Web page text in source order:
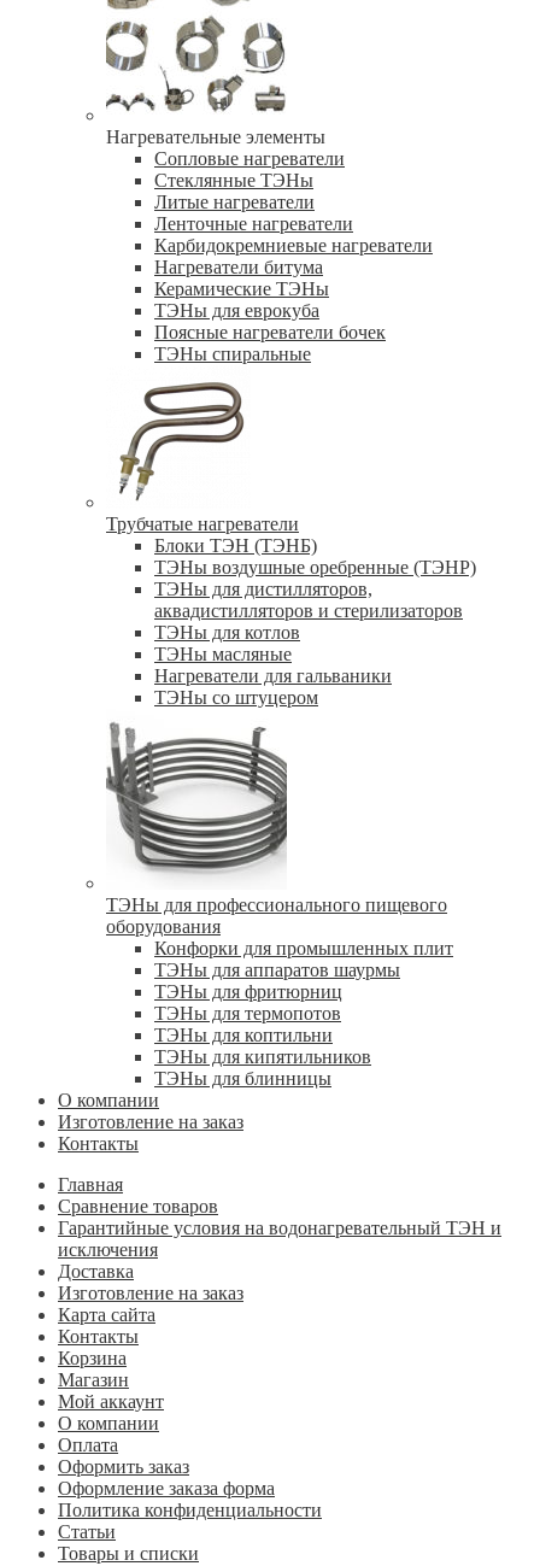
Нагревательные элементы
Сопловые нагреватели
Стеклянные ТЭНы
Литые нагреватели
Ленточные нагреватели
Карбидокремниевые нагреватели
Нагреватели битума
Керамические ТЭНы
ТЭНы для еврокуба
Поясные нагреватели бочек
ТЭНы спиральные
Трубчатые нагреватели
Блоки ТЭН (ТЭНБ)
ТЭНы воздушные оребренные (ТЭНР)
ТЭНы для дистилляторов,
аквадистилляторов и стерилизаторов
ТЭНы для котлов
ТЭНы масляные
Нагреватели для гальваники
ТЭНы со штуцером
ТЭНы для профессионального пищевого
оборудования
Конфорки для промышленных плит
ТЭНы для аппаратов шаурмы
ТЭНы для фритюрниц
ТЭНы для термопотов
ТЭНы для коптильни
ТЭНы для кипятильников
ТЭНы для блинницы
О компании
Изготовление на заказ
Контакты
Главная
Cравнение товаров
Гарантийные условия на водонагревательный ТЭН и
исключения
Доставка
Изготовление на заказ
Карта сайта
Контакты
Корзина
Магазин
Мой аккаунт
О компании
Оплата
Оформить заказ
Оформление заказа форма
Политика конфиденциальности
Статьи
Товары и списки